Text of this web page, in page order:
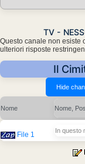
TV -
Questo canale non esiste
ulteriori risposte
Il
Nome Nome, Pos.
File 1 In questo